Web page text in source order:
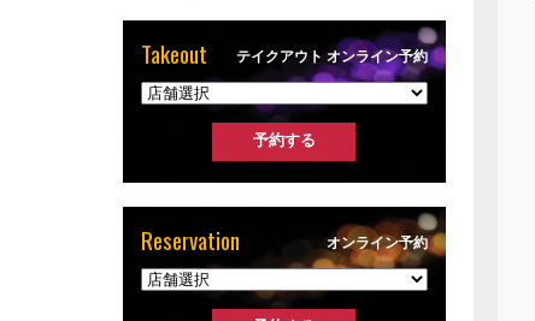
Takeout テイクアウト オンライン予約
Reservation オンライン予約